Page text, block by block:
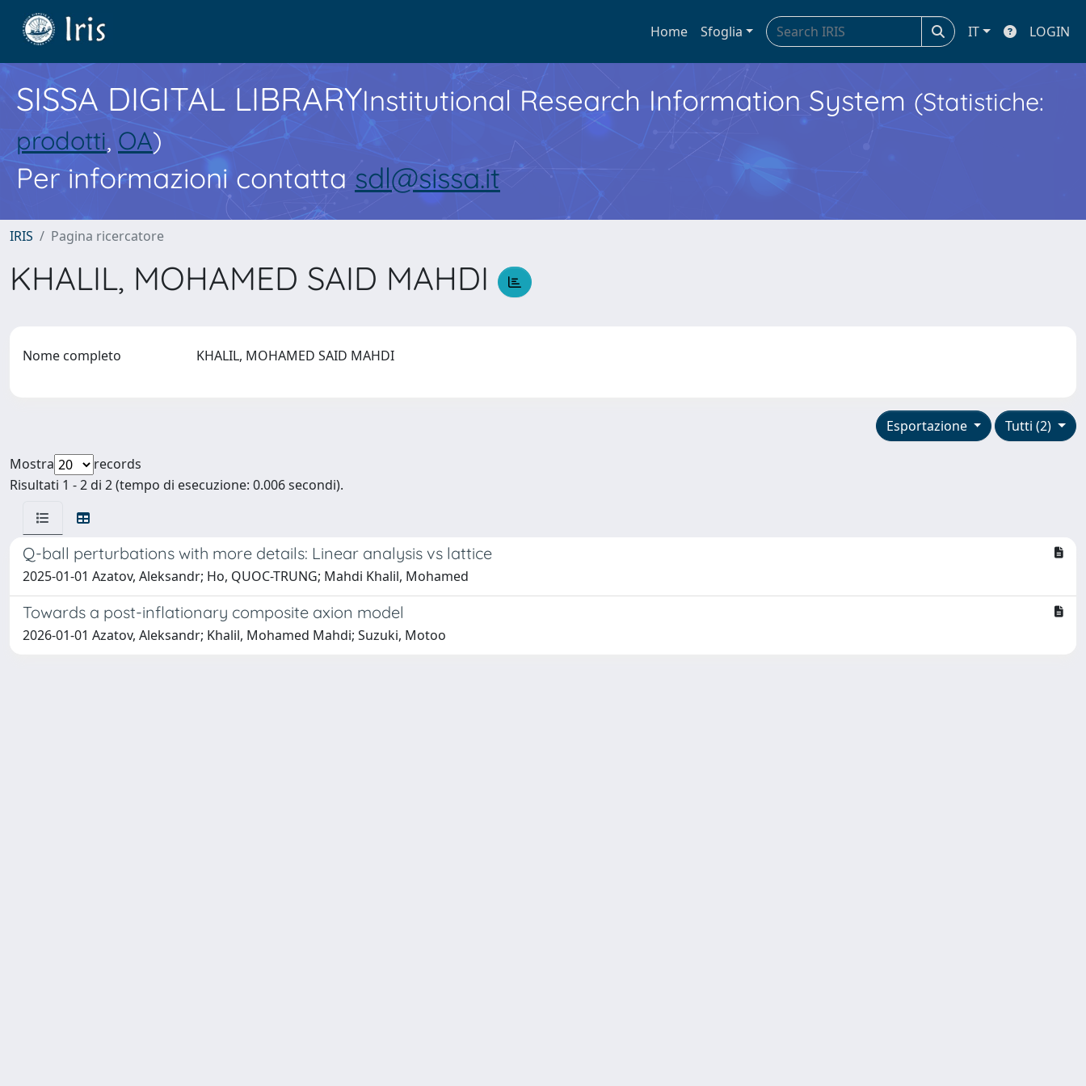
Home Sfoglia IT LOGIN
SISSA DIGITAL LIBRARYInstitutional Research Information System (Statistiche:
prodotti, OA)
Per informazioni contatta sdl@sissa.it
IRIS Pagina ricercatore
KHALIL, MOHAMED SAID MAHDI
Nome completo KHALIL, MOHAMED SAID MAHDI
Tutti (2)
Esportazione
Mostra
records
Risultati 1 - 2 di 2 (tempo di esecuzione: 0.006 secondi).
Q-ball perturbations with more details: Linear analysis vs lattice
2025-01-01 Azatov, Aleksandr; Ho, QUOC-TRUNG; Mahdi Khalil, Mohamed
Towards a post-inflationary composite axion model
2026-01-01 Azatov, Aleksandr; Khalil, Mohamed Mahdi; Suzuki, Motoo